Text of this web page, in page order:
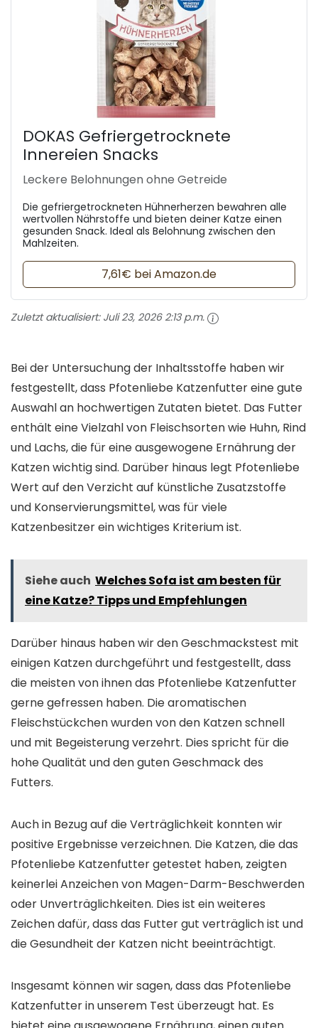
DOKAS Gefriergetrocknete
Innereien Snacks
Leckere Belohnungen ohne Getreide
Die gefriergetrockneten Hühnerherzen bewahren alle
wertvollen Nährstoffe und bieten deiner Katze einen
gesunden Snack. Ideal als Belohnung zwischen den
Mahlzeiten.
7,61€ bei Amazon.de
Zuletzt aktualisiert: Juli 23, 2026 2:13 p.m.
Bei der Untersuchung der Inhaltsstoffe haben wir
festgestellt, dass Pfotenliebe Katzenfutter eine gute
Auswahl an hochwertigen Zutaten bietet. Das Futter
enthält eine Vielzahl von Fleischsorten wie Huhn, Rind
und Lachs, die für eine ausgewogene Ernährung der
Katzen wichtig sind. Darüber hinaus legt Pfotenliebe
Wert auf den Verzicht auf künstliche Zusatzstoffe
und Konservierungsmittel, was für viele
Katzenbesitzer ein wichtiges Kriterium ist.
Siehe auch Welches Sofa ist am besten für
eine Katze? Tipps und Empfehlungen
Darüber hinaus haben wir den Geschmackstest mit
einigen Katzen durchgeführt und festgestellt, dass
die meisten von ihnen das Pfotenliebe Katzenfutter
gerne gefressen haben. Die aromatischen
Fleischstückchen wurden von den Katzen schnell
und mit Begeisterung verzehrt. Dies spricht für die
hohe Qualität und den guten Geschmack des
Futters.
Auch in Bezug auf die Verträglichkeit konnten wir
positive Ergebnisse verzeichnen. Die Katzen, die das
Pfotenliebe Katzenfutter getestet haben, zeigten
keinerlei Anzeichen von Magen-Darm-Beschwerden
oder Unverträglichkeiten. Dies ist ein weiteres
Zeichen dafür, dass das Futter gut verträglich ist und
die Gesundheit der Katzen nicht beeinträchtigt.
Insgesamt können wir sagen, dass das Pfotenliebe
Katzenfutter in unserem Test überzeugt hat. Es